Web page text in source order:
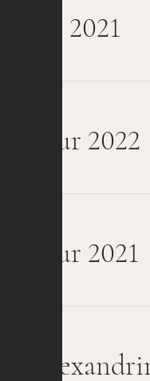
2021
Prieur 2022
Prieur 2021